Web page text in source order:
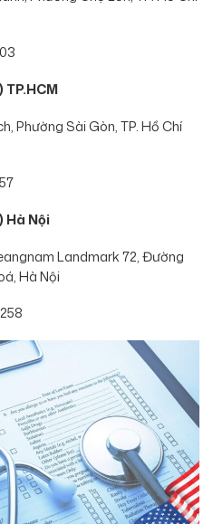
Phường Sài Gòn, TP. Hồ Chí
Hà Nội
Landmark 72, Đường
Hà Nội